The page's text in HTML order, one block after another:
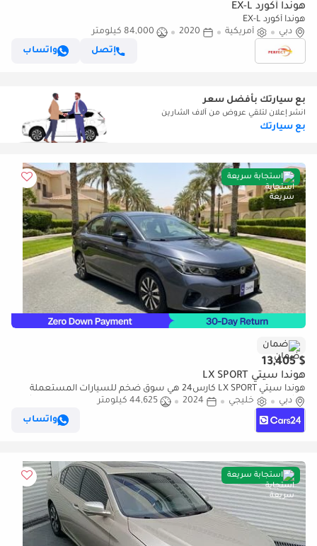
هوندا أكورد EX-L
هوندا أكورد EX-L
دبي
أمريكية 2020
84,000 كيلومتر
إتصل
واتساب
بع سيارتك بأفضل سعر
انشر إعلان لتلقي عروض من آلاف الشارين
بع سيارتك
استجابة سريعة
ضمان
$ 13,405
هوندا سيتي LX SPORT
هوندا سيتي LX SPORT كارس24 هي سوق ضخم للسيارات المستعملة
موثوق ومضمون ٪كارس24 هي سوق ضخم للسيارات المستعملة موثوق
دبي خليجي 2024
44,625 كيلومتر
واتساب
استجابة سريعة